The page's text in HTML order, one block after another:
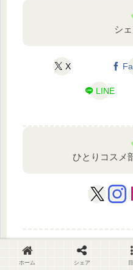
シ
X
LINE
ひとりコスメ
ホーム シェア